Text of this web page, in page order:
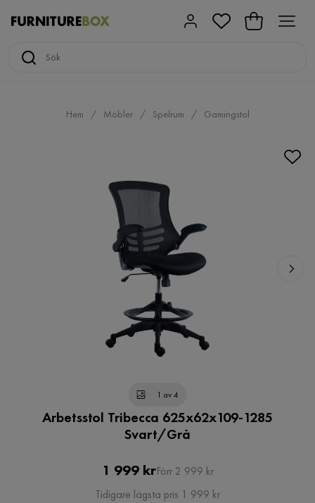
Hem Möbler Spelrum Gamingstol
1 av 4
Arbetsstol Tribecca 625x62x109-1285
Svart/Grå
Pris
1 999 krOriginal
Pris
Förr 2 999 kr
Tidigare lägsta pris 1 999 kr